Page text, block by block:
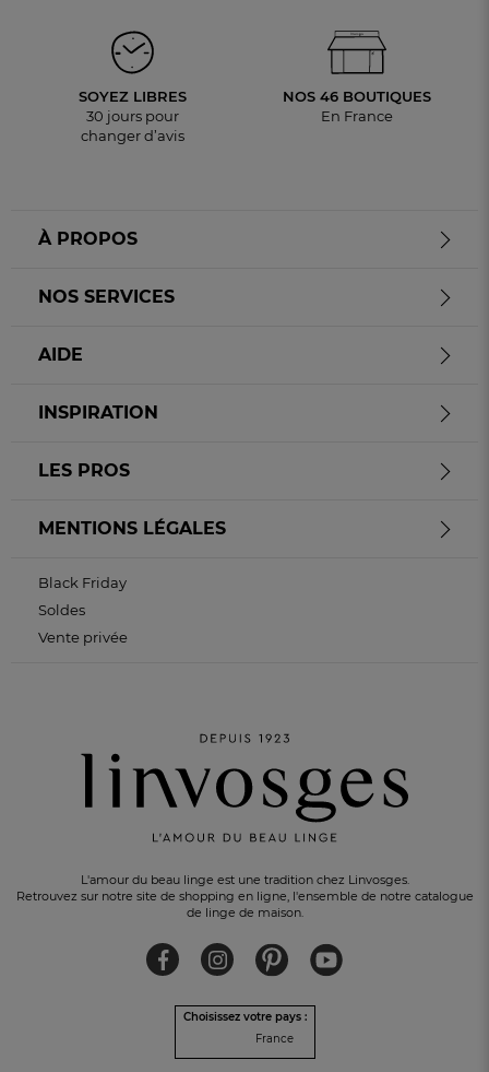
SOYEZ LIBRES
30 jours pour
changer d’avis
NOS 46 BOUTIQUES
En France
L'amour du beau linge est une tradition chez Linvosges.
Retrouvez sur notre site de shopping en ligne, l'ensemble de notre catalogue
de linge de maison.
Choisissez votre pays :
France
À PROPOS
NOS SERVICES
AIDE
INSPIRATION
LES PROS
MENTIONS LÉGALES
Black Friday
Soldes
Vente privée